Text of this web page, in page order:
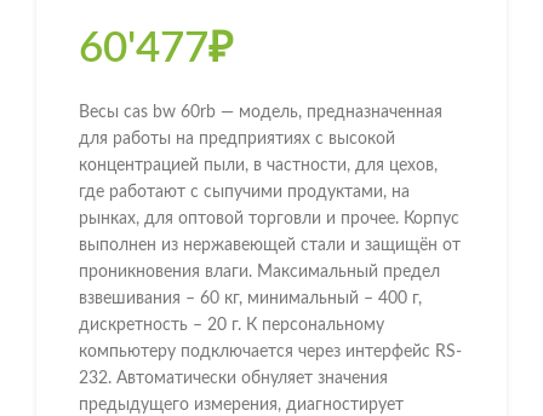
60'477₽
Весы cas bw 60rb — модель, предназначенная
для работы на предприятиях с высокой
концентрацией пыли, в частности, для цехов,
где работают с сыпучими продуктами, на
рынках, для оптовой торговли и прочее. Корпус
выполнен из нержавеющей стали и защищён от
проникновения влаги. Максимальный предел
взвешивания – 60 кг, минимальный – 400 г,
дискретность – 20 г. К персональному
компьютеру подключается через интерфейс RS-
232. Автоматически обнуляет значения
предыдущего измерения, диагностирует